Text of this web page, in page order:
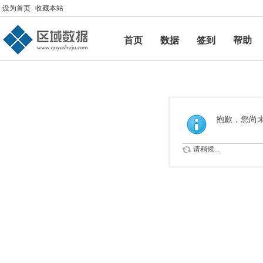
设为首页 收藏本站
首页 数据 签到
帮助
帮助
抱歉，您尚
请稍候...